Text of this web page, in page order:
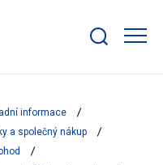
bar
informace
a společný nákup